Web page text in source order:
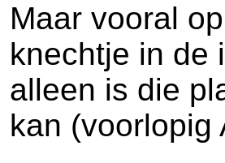
Maar vooral
knechtje in de
alleen is die
kan (voorlopig